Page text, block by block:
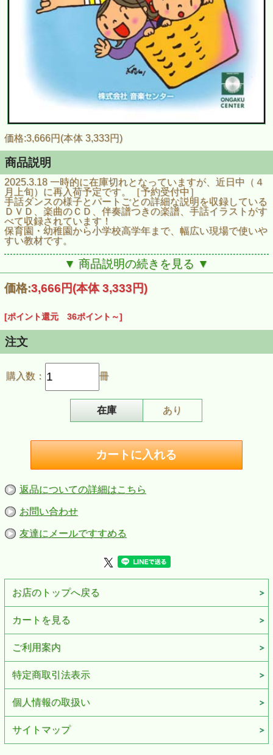
価格:3,666円(本体 3,333円)
商品説明
2025.3.18 一時的に在庫切れとなっていますが、近日中（４
月上旬）に再入荷予定です。［予約受付中］
手話ダンスの様子とパートごとの詳細な説明を収録している
ＤＶＤ、楽曲のＣＤ、伴奏譜つきの楽譜、手話イラストがす
べて収録されています！
保育園・幼稚園から小学校高学年まで、幅広い現場で使いや
すい教材です。
商品番号:DVK303
JAN:4523810003154
ISBN:978-4-903934-22-8
発売日:2009年12月1日
青い空に絵をかこう／旅立ちの日に／グッデーグッバイ／す
てきな友だち／あの青い空のように／世界中の子どもたちが
／勇気１００％／BELIEVE／じゃあね／LET’S GO!いいこと
あるさ―GO WEST―／WAになっておどろう―ILE AIYE―
▼ 商品説明の続きを見る ▼
価格:3,666円(本体 3,333円)
[ポイント還元 36ポイント～]
注文
購入数： 冊
在庫 あり
返品についての詳細はこちら
お問い合わせ
友達にメールですすめる
お店のトップへ戻る
カートを見る
ご利用案内
特定商取引法表示
個人情報の取扱い
サイトマップ